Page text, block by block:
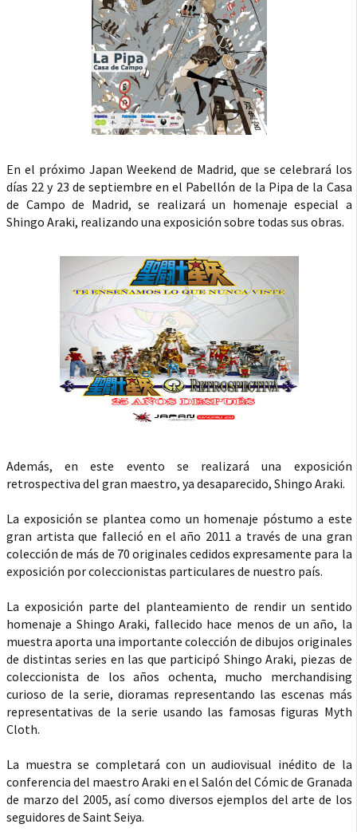
En el próximo Japan Weekend de Madrid, que se celebrará los
días 22 y 23 de septiembre en el Pabellón de la Pipa de la Casa
de Campo de Madrid, se realizará un homenaje especial a
Shingo Araki, realizando una exposición sobre todas sus obras.
Además, en este evento se realizará una exposición
retrospectiva del gran maestro, ya desaparecido, Shingo Araki.
La exposición se plantea como un homenaje póstumo a este
gran artista que falleció en el año 2011 a través de una gran
colección de más de 70 originales cedidos expresamente para la
exposición por coleccionistas particulares de nuestro país.
La exposición parte del planteamiento de rendir un sentido
homenaje a Shingo Araki, fallecido hace menos de un año, la
muestra aporta una importante colección de dibujos originales
de distintas series en las que participó Shingo Araki, piezas de
coleccionista de los años ochenta, mucho merchandising
curioso de la serie, dioramas representando las escenas más
representativas de la serie usando las famosas figuras Myth
Cloth.
La muestra se completará con un audiovisual inédito de la
conferencia del maestro Araki en el Salón del Cómic de Granada
de marzo del 2005, así como diversos ejemplos del arte de los
seguidores de Saint Seiya.